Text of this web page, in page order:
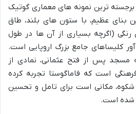
ترین نمونه های معماری گوتیک
بنای عظیم، با ستون های بلند، طاق
(اگرچه بسیاری از آن ها در طول
کلیساهای جامع بزرگ اروپایی است.
مسجد پس از فتح عثمانی، نمادی از
است که فاماگوستا تجربه کرده
مکانی است برای تامل و تحسین
شده است.